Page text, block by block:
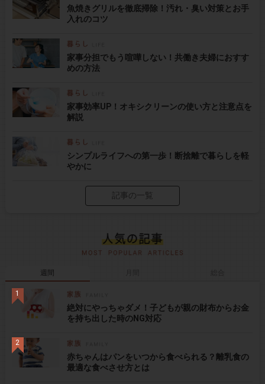
魚焼きグリルを徹底掃除！汚れ・臭い対策とお手
入れのコツ
家事分担でもう喧嘩しない！共働き夫婦におすす
めの方法
家事効率UP！オキシクリーンの使い方と注意点を
解説
シンプルライフへの第一歩！断捨離で暮らしを軽
やかに
記事の一覧
週間
絶対にやっちゃダメ！子どもが親の財布からお金
を持ち出した時のNG対応
赤ちゃんはパンをいつから食べられる？離乳食の
最適な食べさせ方とは